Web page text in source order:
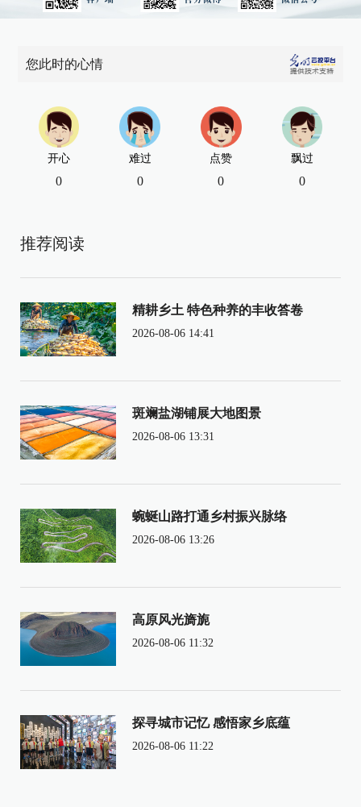
您此时的心情
开心
0
难过
0
点赞
0
飘过
0
推荐阅读
精耕乡土 特色种养的丰收答卷
2026-08-06 14:41
斑斓盐湖铺展大地图景
2026-08-06 13:31
蜿蜒山路打通乡村振兴脉络
2026-08-06 13:26
高原风光旖旎
2026-08-06 11:32
探寻城市记忆 感悟家乡底蕴
2026-08-06 11:22